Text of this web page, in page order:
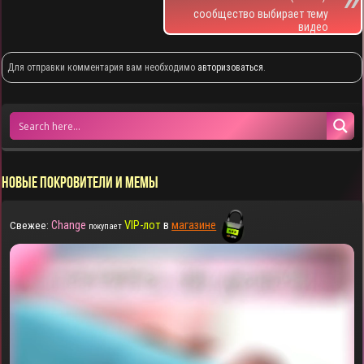
сообщество выбирает тему
видео
Для отправки комментария вам необходимо авторизоваться.
НОВЫЕ ПОКРОВИТЕЛИ И МЕМЫ
Свежее: Change покупает VIP-лотвмагазине